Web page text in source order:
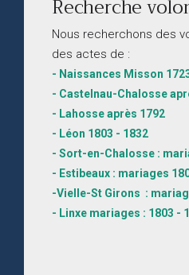
Recherche
Nous recherchons des
des actes de :
- Naissances Misson
- Castelnau-Chalosse
- Lahosse après 1792
- Léon 1803 - 1832
- Sort-en-Chalosse :
- Estibeaux : mariages
-Vielle-St Girons :
- Linxe mariages : 1803 -